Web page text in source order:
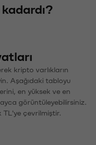
kripto varlıkların
Aşağıdaki tabloyu
en yüksek ve en
görüntüleyebilirsiniz.
çevrilmiştir.